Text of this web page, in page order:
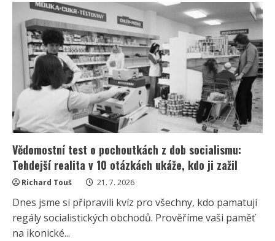
pro
milovníky
socialistických
večerníčků:
Starší
ročníky
by
měly
zodpovědět
10
z
otázek
Vědomostní test o pochoutkách z dob socialismu:
Tehdejší realita v 10 otázkách ukáže, kdo ji zažil
Richard Touš 21. 7. 2026
Dnes jsme si připravili kvíz pro všechny, kdo pamatují
regály socialistických obchodů. Prověříme vaši paměť
na ikonické...